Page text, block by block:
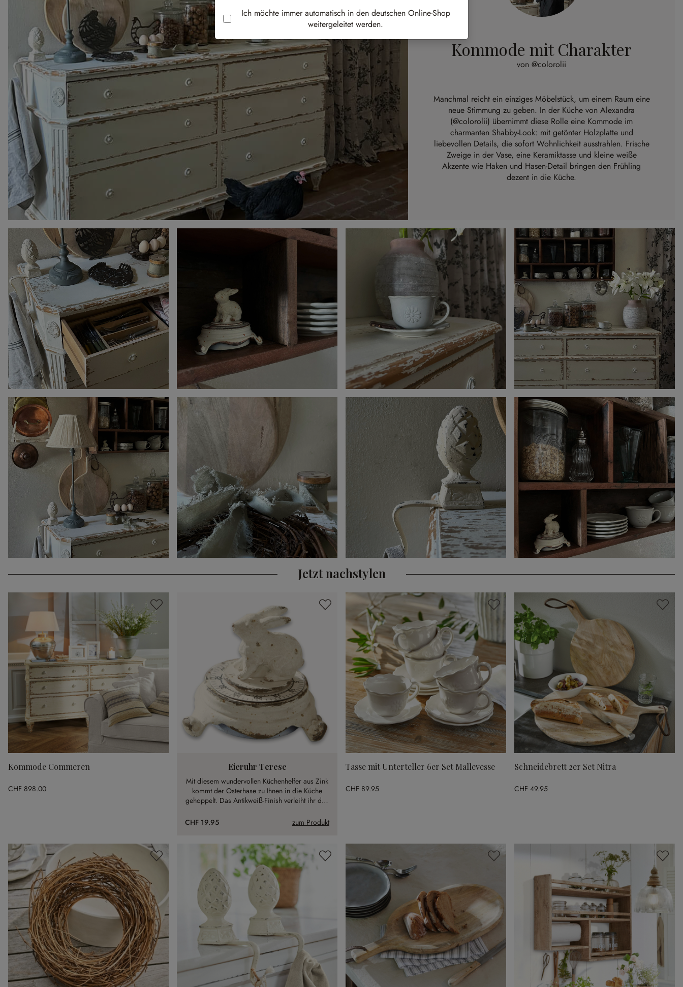
Kommode mit Charakter
von @colorolii
Manchmal reicht ein einziges Möbelstück, um einem Raum eine
neue Stimmung zu geben. In der Küche von Alexandra
(@colorolii) übernimmt diese Rolle eine Kommode im
charmanten Shabby-Look: mit getönter Holzplatte und
liebevollen Details, die sofort Wohnlichkeit ausstrahlen. Frische
Zweige in der Vase, eine Keramiktasse und kleine weiße
Akzente wie Haken und Hasen-Detail bringen den Frühling
dezent in die Küche.
Jetzt nachstylen
Kommode Commeren
CHF 898.00
Eieruhr Terese
Mit diesem wundervollen Küchenhelfer aus Zink
kommt der Osterhase zu Ihnen in die Küche
gehoppelt. Das Antikweiß-Finish verleiht ihr den
CHF 19.95
zum Produkt
Tasse mit Unterteller 6er Set Mallevesse
CHF 89.95
Schneidebrett 2er Set Nitra
CHF 49.95
Ich möchte immer automatisch in den deutschen Online-Shop
weitergeleitet werden.